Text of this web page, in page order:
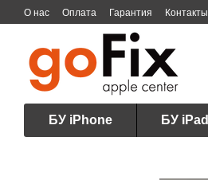
Перейти к основному контенту
О нас Оплата Гарантия Контакты
БУ iPhone БУ iPad